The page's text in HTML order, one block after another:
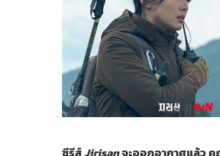
ซีรีส์Jirisanจะออกอากาศแล้ว